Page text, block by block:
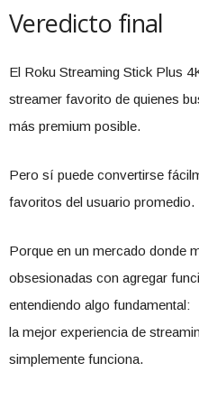
Veredicto final
El Roku Streaming Stick Plus
streamer favorito de quienes
más premium posible.
Pero sí puede convertirse
favoritos del usuario promedio.
Porque en un mercado donde
obsesionadas con agregar
entendiendo algo fundamental:
la mejor experiencia de
simplemente funciona.